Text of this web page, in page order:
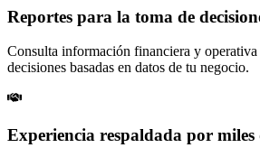
Reportes para la toma de
Consulta información financiera y operativa
decisiones basadas en datos de tu negocio.
Experiencia respaldada por miles